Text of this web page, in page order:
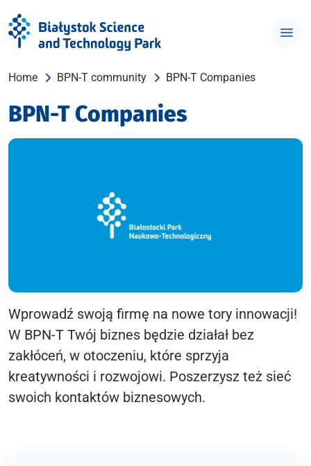
Home BPN-T community BPN-T Companies
BPN-T Companies
Wprowadź swoją firmę na nowe tory innowacji!
W BPN-T Twój biznes będzie działał bez
zakłóceń, w otoczeniu, które sprzyja
kreatywności i rozwojowi. Poszerzysz też sieć
swoich kontaktów biznesowych.